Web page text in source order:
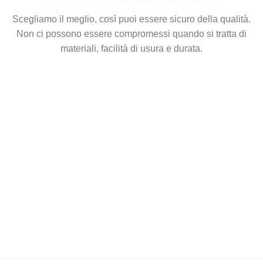
Scegliamo il meglio, così puoi essere sicuro della qualità.
Non ci possono essere compromessi quando si tratta di
materiali, facilità di usura e durata.